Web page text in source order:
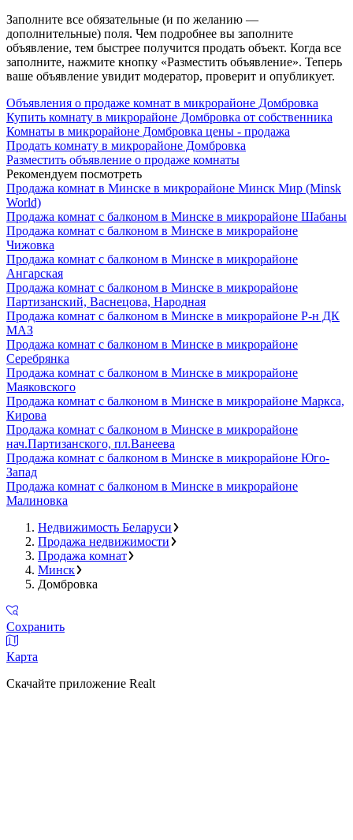
Заполните все обязательные (и по желанию —
дополнительные) поля. Чем подробнее вы заполните
объявление, тем быстрее получится продать объект. Когда все
заполните, нажмите кнопку «Разместить объявление». Теперь
ваше объявление увидит модератор, проверит и опубликует.
Объявления о продаже комнат в микрорайоне Домбровка
Купить комнату в микрорайоне Домбровка от собственника
Комнаты в микрорайоне Домбровка цены - продажа
Продать комнату в микрорайоне Домбровка
Разместить объявление о продаже комнаты
Рекомендуем посмотреть
Продажа комнат в Минске в микрорайоне Минск Мир (Minsk
World)
Продажа комнат с балконом в Минске в микрорайоне Шабаны
Продажа комнат с балконом в Минске в микрорайоне
Чижовка
Продажа комнат с балконом в Минске в микрорайоне
Ангарская
Продажа комнат с балконом в Минске в микрорайоне
Партизанский, Васнецова, Народная
Продажа комнат с балконом в Минске в микрорайоне Р-н ДК
МАЗ
Продажа комнат с балконом в Минске в микрорайоне
Серебрянка
Продажа комнат с балконом в Минске в микрорайоне
Маяковского
Продажа комнат с балконом в Минске в микрорайоне Маркса,
Кирова
Продажа комнат с балконом в Минске в микрорайоне
нач.Партизанского, пл.Ванеева
Продажа комнат с балконом в Минске в микрорайоне Юго-
Запад
Продажа комнат с балконом в Минске в микрорайоне
Малиновка
Недвижимость Беларуси
Продажа недвижимости
Продажа комнат
Минск
Домбровка
Сохранить
Карта
Скачайте приложение Realt